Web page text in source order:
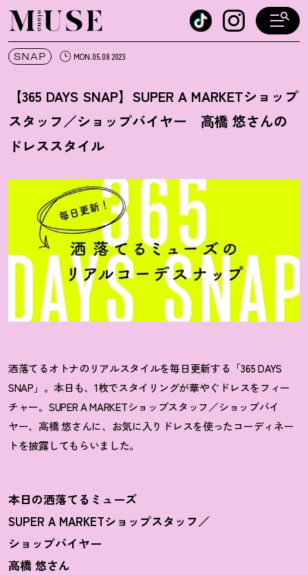
オトナミューズ ウェブ
SNAP MON.05.08 2023
【365 DAYS SNAP】SUPER A MARKETショップ
スタッフ／ショップバイヤー 高橋 悠さんの
ドレススタイル
洒落てるオトナのリアルスタイルを毎日更新する「365 DAYS
SNAP」。本日も、1枚でスタイリングが華やぐドレスをフィー
チャー。SUPER A MARKETショップスタッフ／ショップバイ
ヤー、高橋 悠さんに、お気に入りドレスを使ったコーディネー
トを披露してもらいました。
本日の洒落てるミューズ
SUPER A MARKETショップスタッフ／
ショップバイヤー
高橋 悠さん